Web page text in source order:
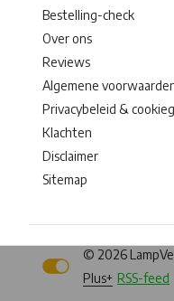
Bestelling-check
Over ons
Reviews
Algemene
Privacybeleid &
Klachten
Disclaimer
Sitemap
© 2026
Plus+ RSS-feed